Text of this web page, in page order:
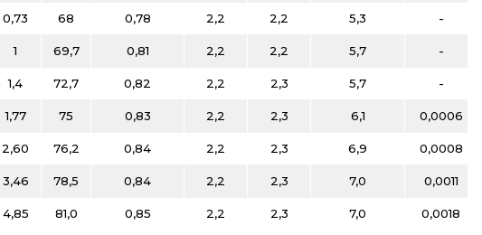
0,73 68 0,78 2,2 2,2 5,3 -
1 69,7 0,81 2,2 2,2 5,7 -
1,4 72,7 0,82 2,2 2,3 5,7 -
1,77 75 0,83 2,2 2,3 6,1 0,0006
2,60 76,2 0,84 2,2 2,3 6,9 0,0008
3,46 78,5 0,84 2,2 2,3 7,0 0,0011
4,85 81,0 0,85 2,2 2,3 7,0 0,0018